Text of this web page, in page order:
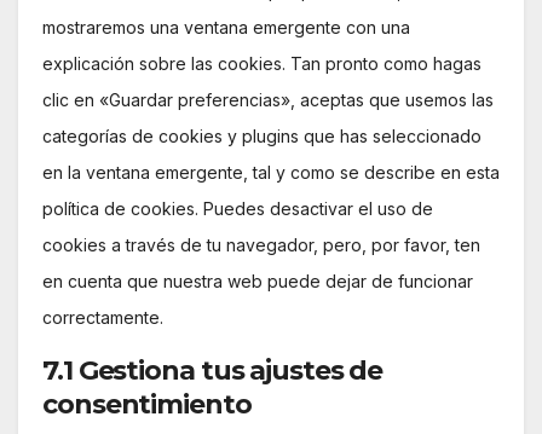
mostraremos una ventana emergente con una
explicación sobre las cookies. Tan pronto como hagas
clic en «Guardar preferencias», aceptas que usemos las
categorías de cookies y plugins que has seleccionado
en la ventana emergente, tal y como se describe en esta
política de cookies. Puedes desactivar el uso de
cookies a través de tu navegador, pero, por favor, ten
en cuenta que nuestra web puede dejar de funcionar
correctamente.
7.1 Gestiona tus ajustes de
consentimiento